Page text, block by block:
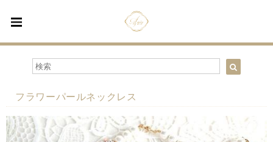
フラワーパールネックレス